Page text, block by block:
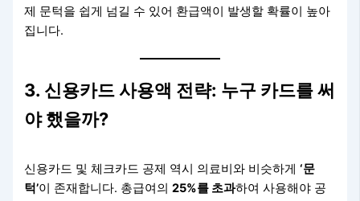
제 문턱을 쉽게 넘길 수 있어 환급액이 발생할 확률이 높아
집니다.
3. 신용카드 사용액 전략: 누구 카드를 써
야 했을까?
신용카드 및 체크카드 공제 역시 의료비와 비슷하게‘문
턱’이 존재합니다. 총급여의25%를 초과하여 사용해야 공